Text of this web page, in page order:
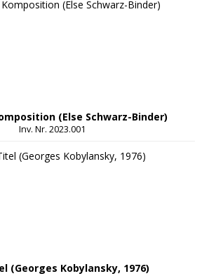
(Else Schwarz-Binder)
Inv. Nr. 2023.001
(Georges Kobylansky, 1976)